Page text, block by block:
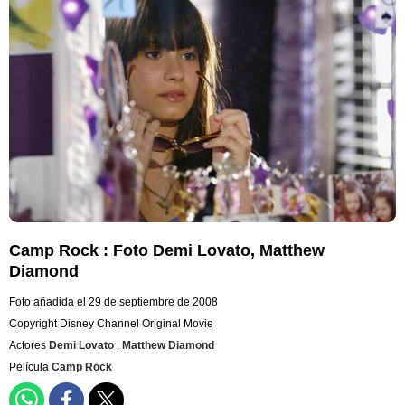
Camp Rock : Foto Demi Lovato, Matthew
Diamond
Foto añadida el 29 de septiembre de 2008
Copyright Disney Channel Original Movie
Actores Demi Lovato , Matthew Diamond
Película Camp Rock